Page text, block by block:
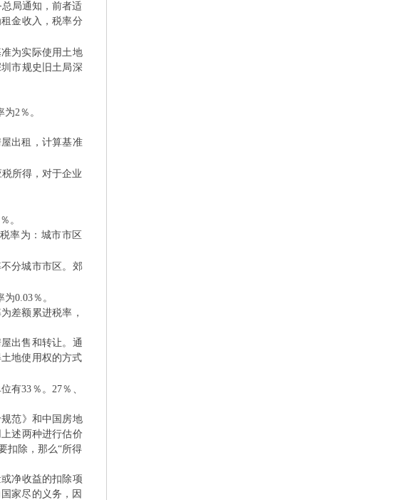
关于实施中央财政油茶产业发展奖补政策的通知
等…
国家发展改革委、国家粮食和物资储备局召开《习近平
关…
发展改革委等部门关于印发《“十四五”时期社会服务设…
发展改革委召开2023年全委党风廉政建设工作会暨廉政
局通知，前者适
金收入，税率分
为实际使用土地
市规史旧土局深
2％。
出租，计算基准
所得，对于企业
。
率为：城市市区
分城市市区。郊
0.03％。
差额累进税率，
出售和转让。通
地使用权的方式
33％。27％、
范》和中国房地
述两种进行估价
扣除，那么“所得
净收益的扣除项
家尽的义务，因